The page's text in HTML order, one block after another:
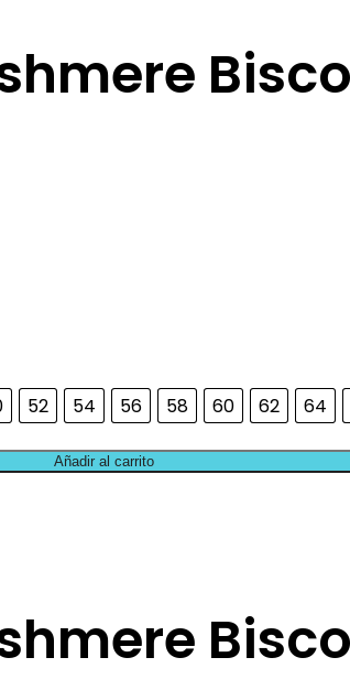
52 54 56 58 60 62 64
Añadir al carrito